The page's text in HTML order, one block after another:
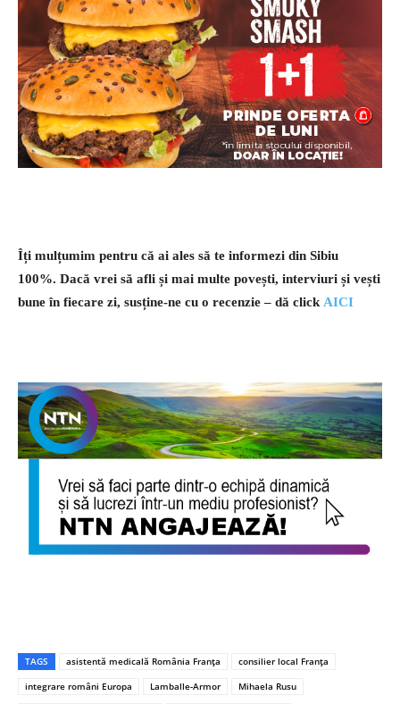
Îți mulțumim pentru că ai ales să te informezi din Sibiu
100%. Dacă vrei să afli și mai multe povești, interviuri și vești
bune în fiecare zi, susține-ne cu o recenzie – dă click AICI
TAGS asistentă medicală România Franța
consilier local Franța
integrare români Europa
Lamballe-Armor Mihaela Rusu